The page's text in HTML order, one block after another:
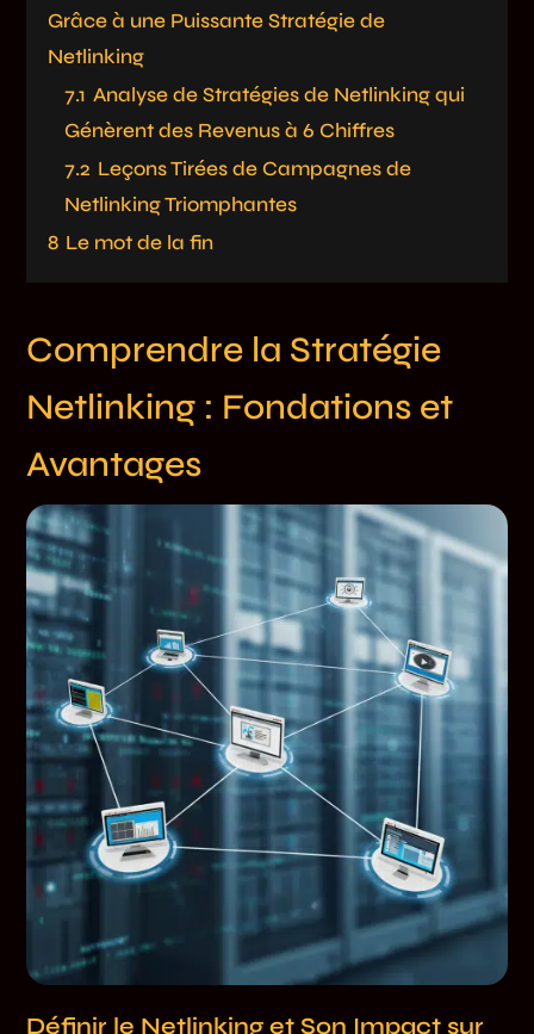
Grâce à une Puissante Stratégie de
Netlinking
7.1 Analyse de Stratégies de Netlinking qui
Génèrent des Revenus à 6 Chiffres
7.2 Leçons Tirées de Campagnes de
Netlinking Triomphantes
8 Le mot de la fin
Comprendre la Stratégie
Netlinking : Fondations et
Avantages
Définir le Netlinking et Son Impact sur